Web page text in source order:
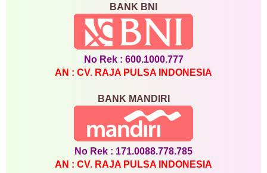
BANK BNI
No Rek : 600.1000.777
AN : CV. RAJA PULSA INDONESIA
BANK MANDIRI
No Rek : 171.0088.778.785
AN : CV. RAJA PULSA INDONESIA